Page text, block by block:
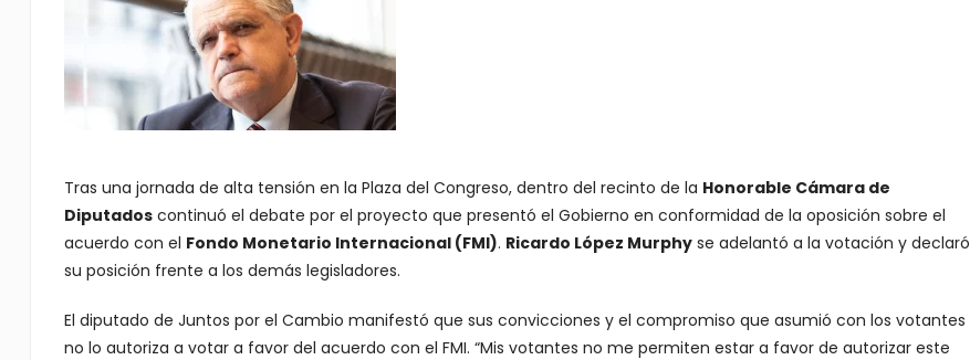
Tras una jornada de alta tensión en la Plaza del Congreso, dentro del recinto de la Honorable Cámara de
Diputadoscontinuó el debate por el proyecto que presentó el Gobierno en conformidad de la oposición sobre el
acuerdo con el Fondo Monetario Internacional (FMI). Ricardo López Murphyse adelantó a la votación y declaró
su posición frente a los demás legisladores.
El diputado de Juntos por el Cambio manifestó que sus convicciones y el compromiso que asumió con los votantes
no lo autoriza a votar a favor del acuerdo con el FMI. “Mis votantes no me permiten estar a favor de autorizar este